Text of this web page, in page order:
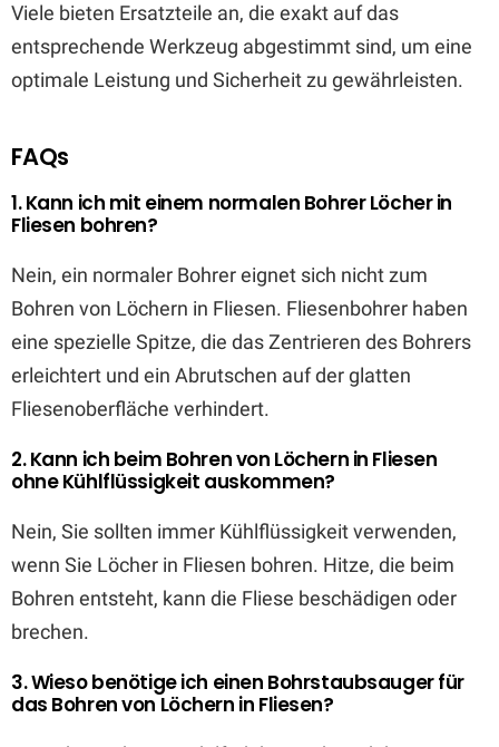
Viele bieten Ersatzteile an, die exakt auf das
entsprechende Werkzeug abgestimmt sind, um eine
optimale Leistung und Sicherheit zu gewährleisten.
FAQs
1. Kann ich mit einem normalen Bohrer Löcher in
Fliesen bohren?
Nein, ein normaler Bohrer eignet sich nicht zum
Bohren von Löchern in Fliesen. Fliesenbohrer haben
eine spezielle Spitze, die das Zentrieren des Bohrers
erleichtert und ein Abrutschen auf der glatten
Fliesenoberfläche verhindert.
2. Kann ich beim Bohren von Löchern in Fliesen
ohne Kühlflüssigkeit auskommen?
Nein, Sie sollten immer Kühlflüssigkeit verwenden,
wenn Sie Löcher in Fliesen bohren. Hitze, die beim
Bohren entsteht, kann die Fliese beschädigen oder
brechen.
3. Wieso benötige ich einen Bohrstaubsauger für
das Bohren von Löchern in Fliesen?